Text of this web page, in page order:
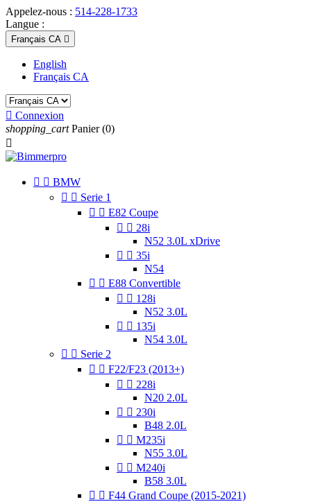
Appelez-nous : 514-228-1733
Langue :
Français CA 
English
Français CA
 Connexion
shopping_cart Panier (0)

  BMW
  Serie 1
  E82 Coupe
  28i
N52 3.0L xDrive
  35i
N54
  E88 Convertible
  128i
N52 3.0L
  135i
N54 3.0L
  Serie 2
  F22/F23 (2013+)
  228i
N20 2.0L
  230i
B48 2.0L
  M235i
N55 3.0L
  M240i
B58 3.0L
  F44 Grand Coupe (2015-2021)